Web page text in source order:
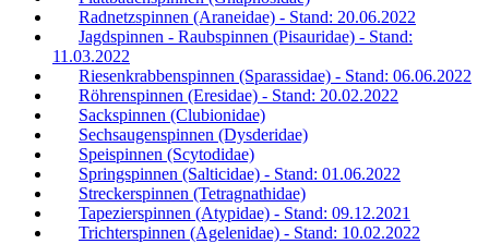
Radnetzspinnen (Araneidae) - Stand: 20.06.2022
Jagdspinnen - Raubspinnen (Pisauridae) - Stand:
11.03.2022
Riesenkrabbenspinnen (Sparassidae) - Stand: 06.06.2022
Röhrenspinnen (Eresidae) - Stand: 20.02.2022
Sackspinnen (Clubionidae)
Sechsaugenspinnen (Dysderidae)
Speispinnen (Scytodidae)
Springspinnen (Salticidae) - Stand: 01.06.2022
Streckerspinnen (Tetragnathidae)
Tapezierspinnen (Atypidae) - Stand: 09.12.2021
Trichterspinnen (Agelenidae) - Stand: 10.02.2022